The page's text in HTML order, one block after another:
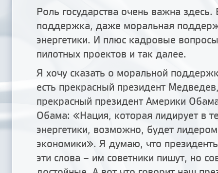
Роль государства очень важна
поддержка, даже моральная
энергетики. И плюс кадровые
пилотных проектов и так далее.
Я хочу сказать о моральной
есть прекрасный президент
прекрасный президент Америки
Обама: «Нация, которая лидирует в
энергетики, возможно, будет
экономики». Я думаю, что
эти слова – им советники пишут, но